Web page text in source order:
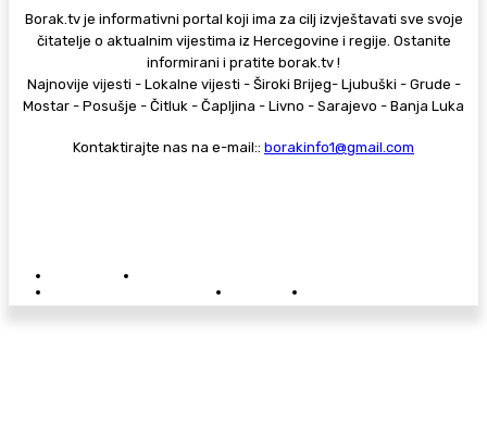
Borak.tv je informativni portal koji ima za cilj izvještavati sve svoje
čitatelje o aktualnim vijestima iz Hercegovine i regije. Ostanite
informirani i pratite borak.tv !
Najnovije vijesti - Lokalne vijesti - Široki Brijeg- Ljubuški - Grude -
Mostar - Posušje - Čitluk - Čapljina - Livno - Sarajevo - Banja Luka
Kontaktirajte nas na e-mail:: borakinfo1@gmail.com